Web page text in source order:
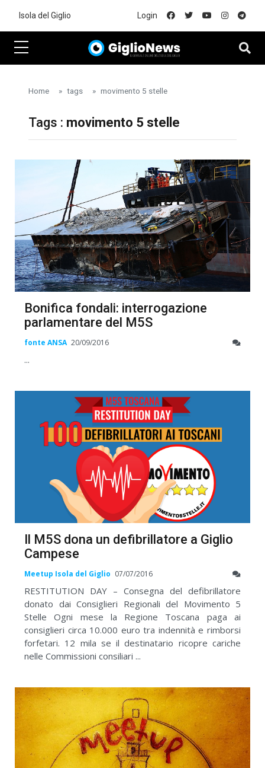
Isola del Giglio Login
Home tags movimento 5 stelle
Tags : movimento 5 stelle
Bonifica fondali: interrogazione
parlamentare del M5S
fonte ANSA 20/09/2016
...
Il M5S dona un defibrillatore a Giglio
Campese
Meetup Isola del Giglio 07/07/2016
RESTITUTION DAY – Consegna del defibrillatore
donato dai Consiglieri Regionali del Movimento 5
Stelle Ogni mese la Regione Toscana paga ai
consiglieri circa 10.000 euro tra indennità e rimborsi
forfetari. 12 mila se il destinatario ricopre cariche
nelle Commissioni consiliari ...